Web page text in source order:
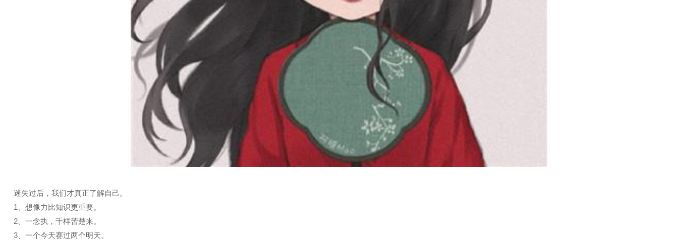
迷失过后，我们才真正了解自己。
1、想像力比知识更重要。
2、一念执，千样苦楚来。
3、一个今天赛过两个明天。